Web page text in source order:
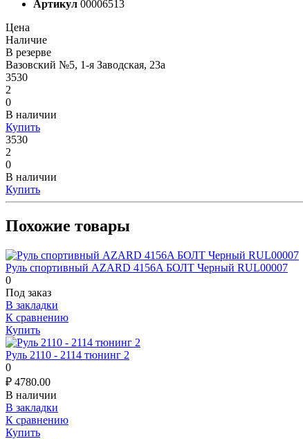
Артикул 00006513
Цена
Наличие
В резерве
Вазовский №5, 1-я Заводская, 23а
3530
2
0
В наличии
Купить
3530
2
0
В наличии
Купить
Похожие товары
Руль спортивный AZARD 4156A БОЛТ Черный RUL00007
0
Под заказ
В закладки
К сравнению
Купить
Руль 2110 - 2114 тюнинг 2
0
₽ 4780.00
В наличии
В закладки
К сравнению
Купить